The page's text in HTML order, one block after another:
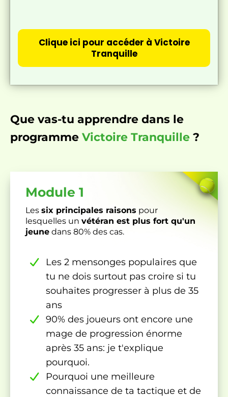
Clique ici pour accéder à Victoire
Tranquille
Que vas-tu apprendre dans le
programme Victoire Tranquille ?
Module 1
Les six principales raisons pour
lesquelles un vétéran est plus fort qu'un
jeune dans 80% des cas.
Les 2 mensonges populaires que
tu ne dois surtout pas croire si tu
souhaites progresser à plus de 35
ans
90% des joueurs ont encore une
mage de progression énorme
après 35 ans: je t'explique
pourquoi.
Pourquoi une meilleure
connaissance de ta tactique et de